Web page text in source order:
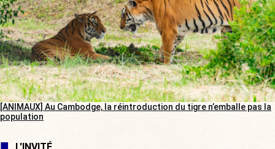
[ANIMAUX] Au Cambodge, la réintroduction du tigre n’emballe pas la
population